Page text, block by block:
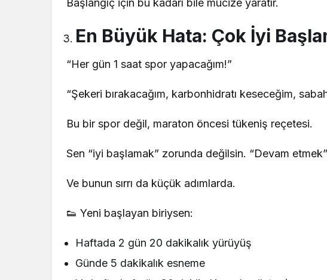
Başlangıç için bu kadarı bile mucize yaratır.
En Büyük Hata: Çok İyi
“Her gün 1 saat spor yapacağım!”
“Şekeri bırakacağım, karbonhidratı keseceğim,
Bu bir spor değil, maraton öncesi tükeniş reçetesi.
Sen “iyi başlamak” zorunda değilsin. “Devam
Ve bunun sırrı da küçük adımlarda.
👟 Yeni başlayan biriysen:
Haftada 2 gün 20 dakikalık yürüyüş
Günde 5 dakikalık esneme